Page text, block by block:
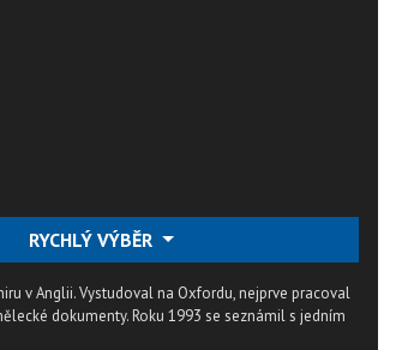
RYCHLÝ VÝBĚR
v Anglii. Vystudoval na Oxfordu, nejprve pracoval
dokumenty. Roku 1993 se seznámil s jedním